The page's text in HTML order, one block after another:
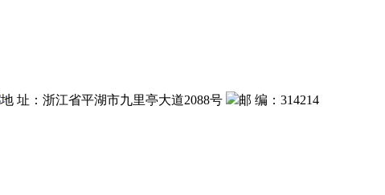
地 址：浙江省平湖市九里亭大道2088号 邮 编：314214